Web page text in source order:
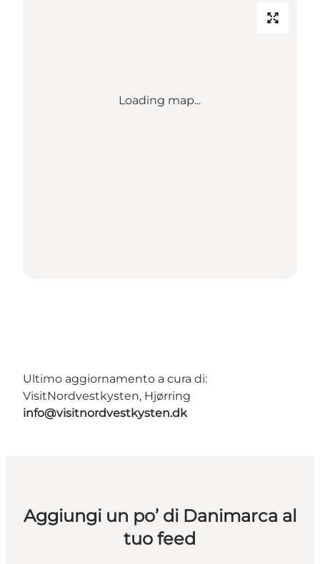
Loading map...
Ultimo aggiornamento a cura di:
VisitNordvestkysten, Hjørring
info@visitnordvestkysten.dk
Aggiungi un po’ di Danimarca al
tuo feed